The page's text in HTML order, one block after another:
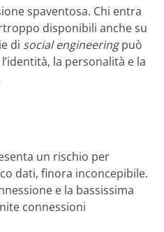
spaventosa. Chi entra
disponibili anche su
di social engineeringpuò
la personalità e la
un rischio per
dati, finora inconcepibile.
e la bassissima
connessioni